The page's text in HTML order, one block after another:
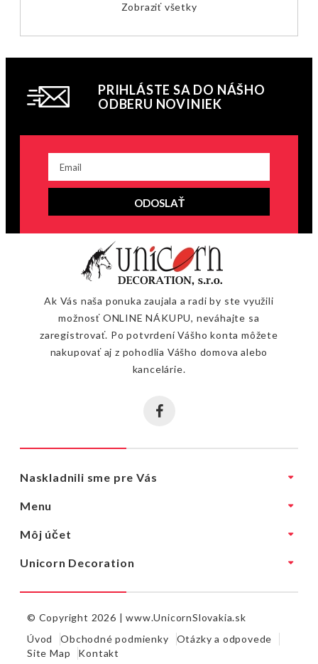
Zobraziť všetky
PRIHLÁSTE SA DO NÁŠHO
ODBERU NOVINIEK
ODOSLAŤ
Ak Vás naša ponuka zaujala a radi by ste využili
možnosť ONLINE NÁKUPU, neváhajte sa
zaregistrovať. Po potvrdení Vášho konta môžete
nakupovať aj z pohodlia Vášho domova alebo
kancelárie.
Naskladnili sme pre Vás
Menu
Môj účet
Unicorn Decoration
© Copyright 2026 |www.UnicornSlovakia.sk
Úvod
Obchodné podmienky
Otázky a odpovede
Site Map
Kontakt